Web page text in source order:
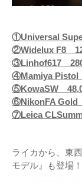
①Universal
②Widelux F8
③Linhof617
④Mamiya Pistol
⑤KowaSW
⑥NikonFA Gold
⑦Leica
ライカから、東
モデル』も登場！